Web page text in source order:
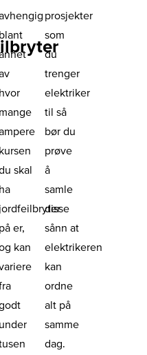
blant
hvor
mange
kursen
skal
ha
jordfeilbryter
på er,
kan
under
prosjekter
som
du
trenger
elektriker
til så
bør du
prøve
å
samle
disse
sånn at
elektrikeren
kan
ordne
alt på
samme
dag.